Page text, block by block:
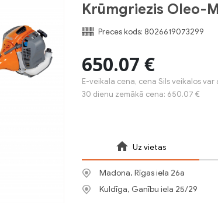
Krūmgriezis Oleo-
Preces kods: 8026619073299
650.07 €
E-veikala cena, cena Sils veikalos
30 dienu zemākā cena: 650.07 €
Uz vietas
Madona, Rīgas iela 26a
Kuldīga, Ganību iela 25/29